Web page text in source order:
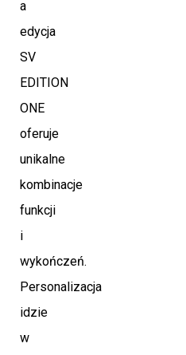
a
edycja
SV
EDITION
ONE
oferuje
unikalne
kombinacje
funkcji
i
wykończeń.
Personalizacja
idzie
w